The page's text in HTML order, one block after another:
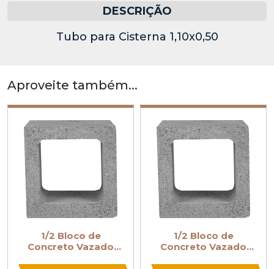
DESCRIÇÃO
Tubo para Cisterna 1,10x0,50
Aproveite também...
1/2 Bloco de
Concreto Vazado
1/2 Bloco de
Concreto